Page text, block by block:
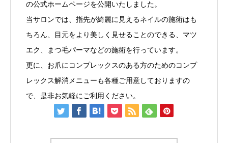
の公式ホームページを公開いたしました。
当サロンでは、指先が綺麗に見えるネイルの施術はも
ちろん、目元をより美しく見せることのできる、マツ
エク、まつ毛パーマなどの施術を行っています。
更に、お爪にコンプレックスのある方のためのコンプ
レックス解消メニューも各種ご用意しておりますの
で、是非お気軽にご利用ください。